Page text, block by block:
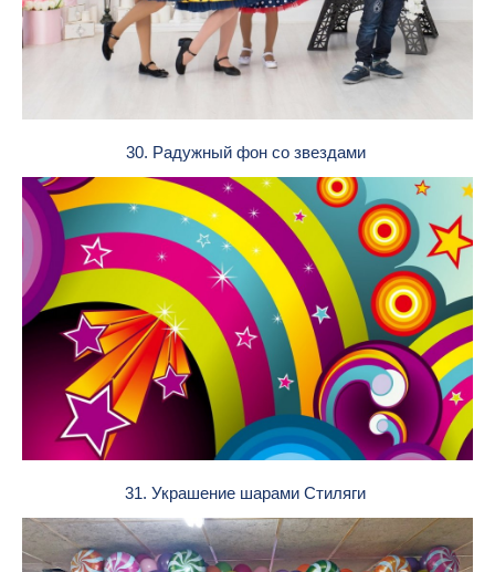
30. Радужный фон со звездами
31. Украшение шарами Стиляги